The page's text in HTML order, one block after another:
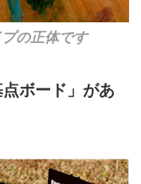
の正体です
ボード」があ